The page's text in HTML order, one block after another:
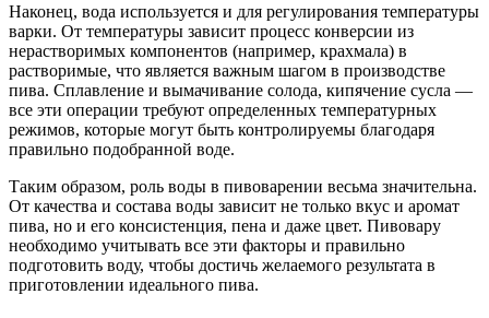
Наконец, вода используется и для регулирования температуры
варки. От температуры зависит процесс конверсии из
нерастворимых компонентов (например, крахмала) в
растворимые, что является важным шагом в производстве
пива. Сплавление и вымачивание солода, кипячение сусла —
все эти операции требуют определенных температурных
режимов, которые могут быть контролируемы благодаря
правильно подобранной воде.
Таким образом, роль воды в пивоварении весьма значительна.
От качества и состава воды зависит не только вкус и аромат
пива, но и его консистенция, пена и даже цвет. Пивовару
необходимо учитывать все эти факторы и правильно
подготовить воду, чтобы достичь желаемого результата в
приготовлении идеального пива.